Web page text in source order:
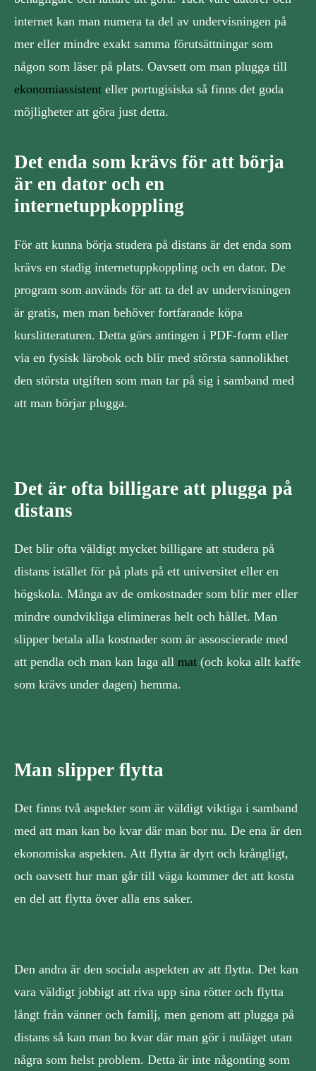
internet kan man numera ta del av undervisningen på
mer eller mindre exakt samma förutsättningar som
någon som läser på plats. Oavsett om man plugga till
ekonomiassistent eller portugisiska så finns det goda
möjligheter att göra just detta.
Det enda som krävs för att börja
är en dator och en
internetuppkoppling
För att kunna börja studera på distans är det enda som
krävs en stadig internetuppkoppling och en dator. De
program som används för att ta del av undervisningen
är gratis, men man behöver fortfarande köpa
kurslitteraturen. Detta görs antingen i PDF-form eller
via en fysisk lärobok och blir med största sannolikhet
den största utgiften som man tar på sig i samband med
att man börjar plugga.
Det är ofta billigare att plugga på
distans
Det blir ofta väldigt mycket billigare att studera på
distans istället för på plats på ett universitet eller en
högskola. Många av de omkostnader som blir mer eller
mindre oundvikliga elimineras helt och hållet. Man
slipper betala alla kostnader som är assoscierade med
att pendla och man kan laga all mat (och koka allt kaffe
som krävs under dagen) hemma.
Man slipper flytta
Det finns två aspekter som är väldigt viktiga i samband
med att man kan bo kvar där man bor nu. De ena är den
ekonomiska aspekten. Att flytta är dyrt och krångligt,
och oavsett hur man går till väga kommer det att kosta
en del att flytta över alla ens saker.
Den andra är den sociala aspekten av att flytta. Det kan
vara väldigt jobbigt att riva upp sina rötter och flytta
långt från vänner och familj, men genom att plugga på
distans så kan man bo kvar där man gör i nuläget utan
några som helst problem. Detta är inte någonting som